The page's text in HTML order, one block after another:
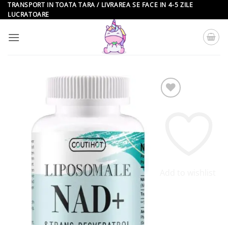
Skip
to
TRANSPORT IN TOATA TARA / LIVRAREA SE FACE IN 4-5 ZILE
LUCRATOARE